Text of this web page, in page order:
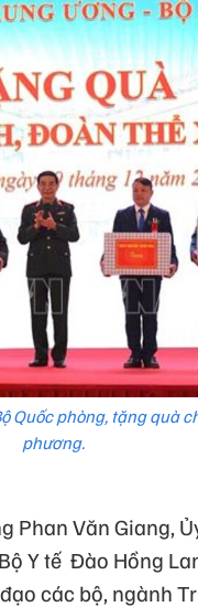
Quốc phòng, tặng quà
phương.
Văn Giang,
Y tế Đào Hồng
các bộ, ngành